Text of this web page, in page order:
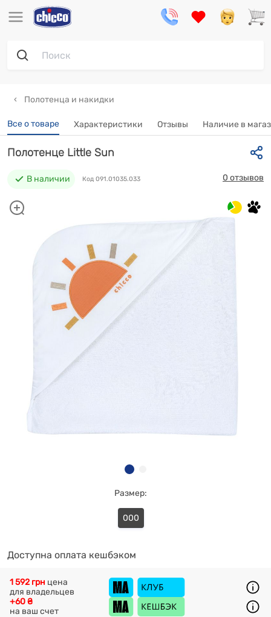
Полотенца и накидки
Все о товаре Характеристики Отзывы Наличие в
Полотенце Little Sun
В наличии Код 091.01035.033 0 отзывов
Размер:
000
Доступна оплата кешбэком
+60 ₴
на ваш счет
1 592 грн цена
для владельцев